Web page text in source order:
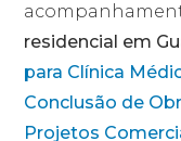
residencial em
para Clínica
Conclusão de
Projetos